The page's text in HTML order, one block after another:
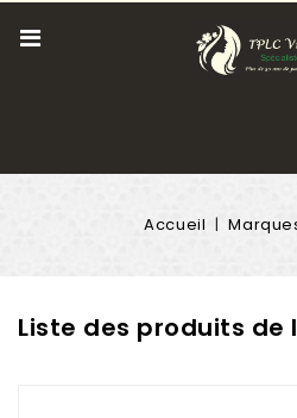
Accueil
Liste des produits de